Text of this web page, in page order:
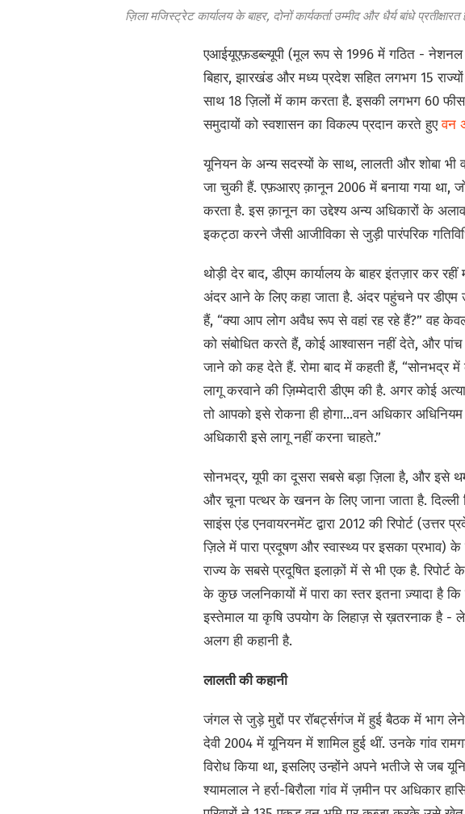
ज़िला मजिस्ट्रेट कार्यालय के बाहर, दोनों कार्यकर्ता उम्मीद और धैर्य बांधे
एआईयूएफ़डब्ल्यूपी (मूल रूप से 1996 में गठित - नेशनल
बिहार, झारखंड और मध्य प्रदेश सहित लगभग 15
साथ 18 ज़िलों में काम करता है. इसकी लगभग 60
समुदायों को स्वशासन का विकल्प प्रदान करते हुएवन
यूनियन के अन्य सदस्यों के साथ, लालती और शोबा भी
जा चुकी हैं. एफ़आरए क़ानून 2006 में बनाया गया था,
करता है. इस क़ानून का उद्देश्य अन्य अधिकारों के
इकट्ठा करने जैसी आजीविका से जुड़ी पारंपरिक
थोड़ी देर बाद, डीएम कार्यालय के बाहर इंतज़ार कर
अंदर आने के लिए कहा जाता है. अंदर पहुंचने पर डीएम
हैं, “क्या आप लोग अवैध रूप से वहां रह रहे हैं?” वह
को संबोधित करते हैं, कोई आश्वासन नहीं देते, और पांच
जाने को कह देते हैं. रोमा बाद में कहती हैं, “सोनभद्र में
लागू करवाने की ज़िम्मेदारी डीएम की है. अगर कोई
तो आपको इसे रोकना ही होगा...वन अधिकार
अधिकारी इसे लागू नहीं करना चाहते.”
सोनभद्र, यूपी का दूसरा सबसे बड़ा ज़िला है, और इसे
और चूना पत्थर के खनन के लिए जाना जाता है. दिल्ली
साइंस एंड एनवायरनमेंट द्वारा 2012 की रिपोर्ट (उत्तर
ज़िले में पारा प्रदूषण और स्वास्थ्य पर इसका प्रभाव) के
राज्य के सबसे प्रदूषित इलाक़ों में से भी एक है. रिपोर्ट
के कुछ जलनिकायों में पारा का स्तर इतना ज़्यादा है कि
इस्तेमाल या कृषि उपयोग के लिहाज़ से ख़तरनाक है -
अलग ही कहानी है.
लालती की कहानी
जंगल से जुड़े मुद्दों पर रॉबर्ट्सगंज में हुई बैठक में भाग
देवी 2004 में यूनियन में शामिल हुई थीं. उनके गांव
विरोध किया था, इसलिए उन्होंने अपने भतीजे से जब
श्यामलाल ने हर्रा-बिरौला गांव में ज़मीन पर